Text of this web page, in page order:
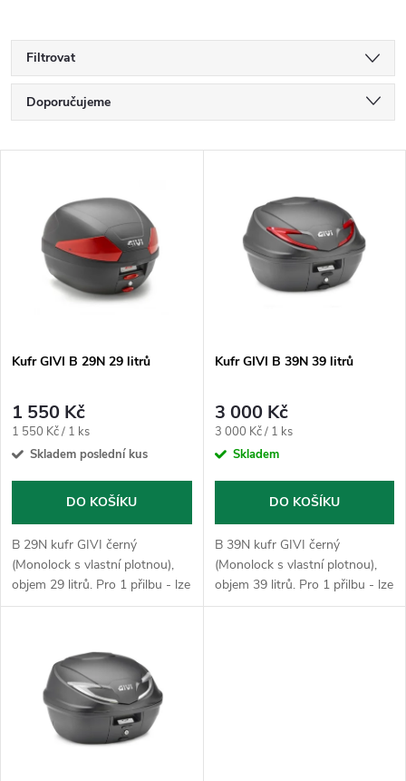
Filtrovat
Ř
a
p
r
o
d
u
k
Doporučujeme
Nejprodávanější
Abecedně
s
p
r
o
d
u
Kufr GIVI B 29N 29 litrů
1 550 Kč
Měrná
cena:
1 550 Kč / 1 ks
Skladem poslední kus
DO KOŠÍKU
B 29N kufr GIVI černý
(Monolock s vlastní plotnou),
objem 29 litrů. Pro 1 přilbu - lze
použít pouze jako horní
Kufr GIVI B 39N 39 litrů
3 000 Kč
Měrná
cena:
3 000 Kč / 1 ks
Skladem
DO KOŠÍKU
B 39N kufr GIVI černý
(Monolock s vlastní plotnou),
objem 39 litrů. Pro 1 přilbu - lze
použít pouze jako horní